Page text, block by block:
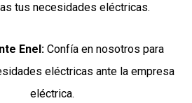
tus necesidades eléctricas.
Enel: Confía en nosotros para
eléctricas ante la empresa
eléctrica.